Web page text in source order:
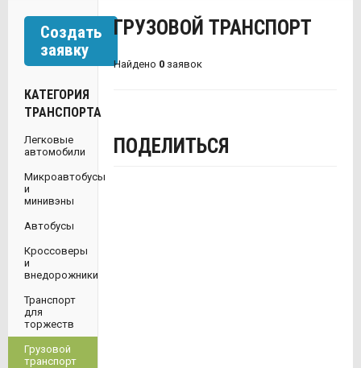
Создать
заявку
КАТЕГОРИЯ
ТРАНСПОРТА
Легковые
автомобили
Микроавтобусы
и
минивэны
Автобусы
Кроссоверы
и
внедорожники
Транспорт
для
торжеств
Грузовой
транспорт
ГРУЗОВОЙ ТРАНСПОРТ
Найдено 0 заявок
ПОДЕЛИТЬСЯ